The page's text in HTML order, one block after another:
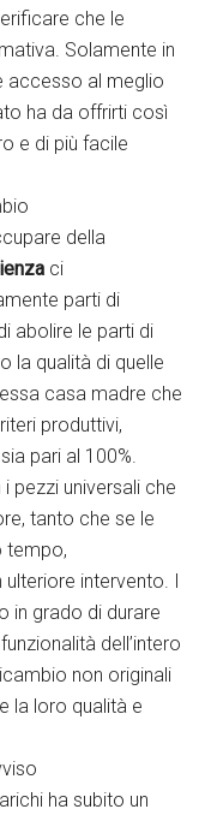
che le
Solamente in
accesso al meglio
ha da offrirti così
e di più facile
della
ci
parti di
abolire le parti di
la qualità di quelle
casa madre che
produttivi,
pari al 100%.
pezzi universali che
tanto che se le
tempo,
intervento. I
in grado di durare
dell’intero
non originali
la loro qualità e
ha subito un